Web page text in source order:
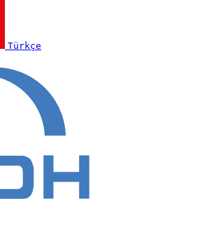
Türkçe